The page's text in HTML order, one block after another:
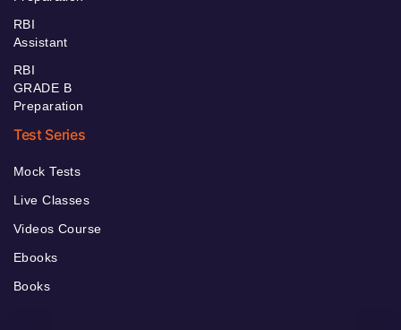
RBI
Assistant
RBI
GRADE B
Preparation
Test Series
Mock Tests
Live Classes
Videos Course
Ebooks
Books